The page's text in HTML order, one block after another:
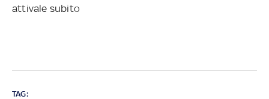
attivale subito
TAG: